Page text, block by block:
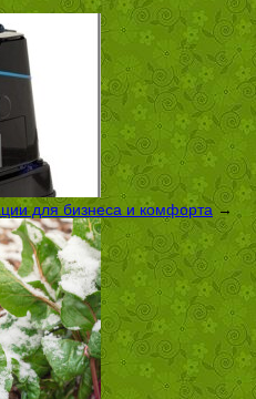
для бизнеса и комфорта→